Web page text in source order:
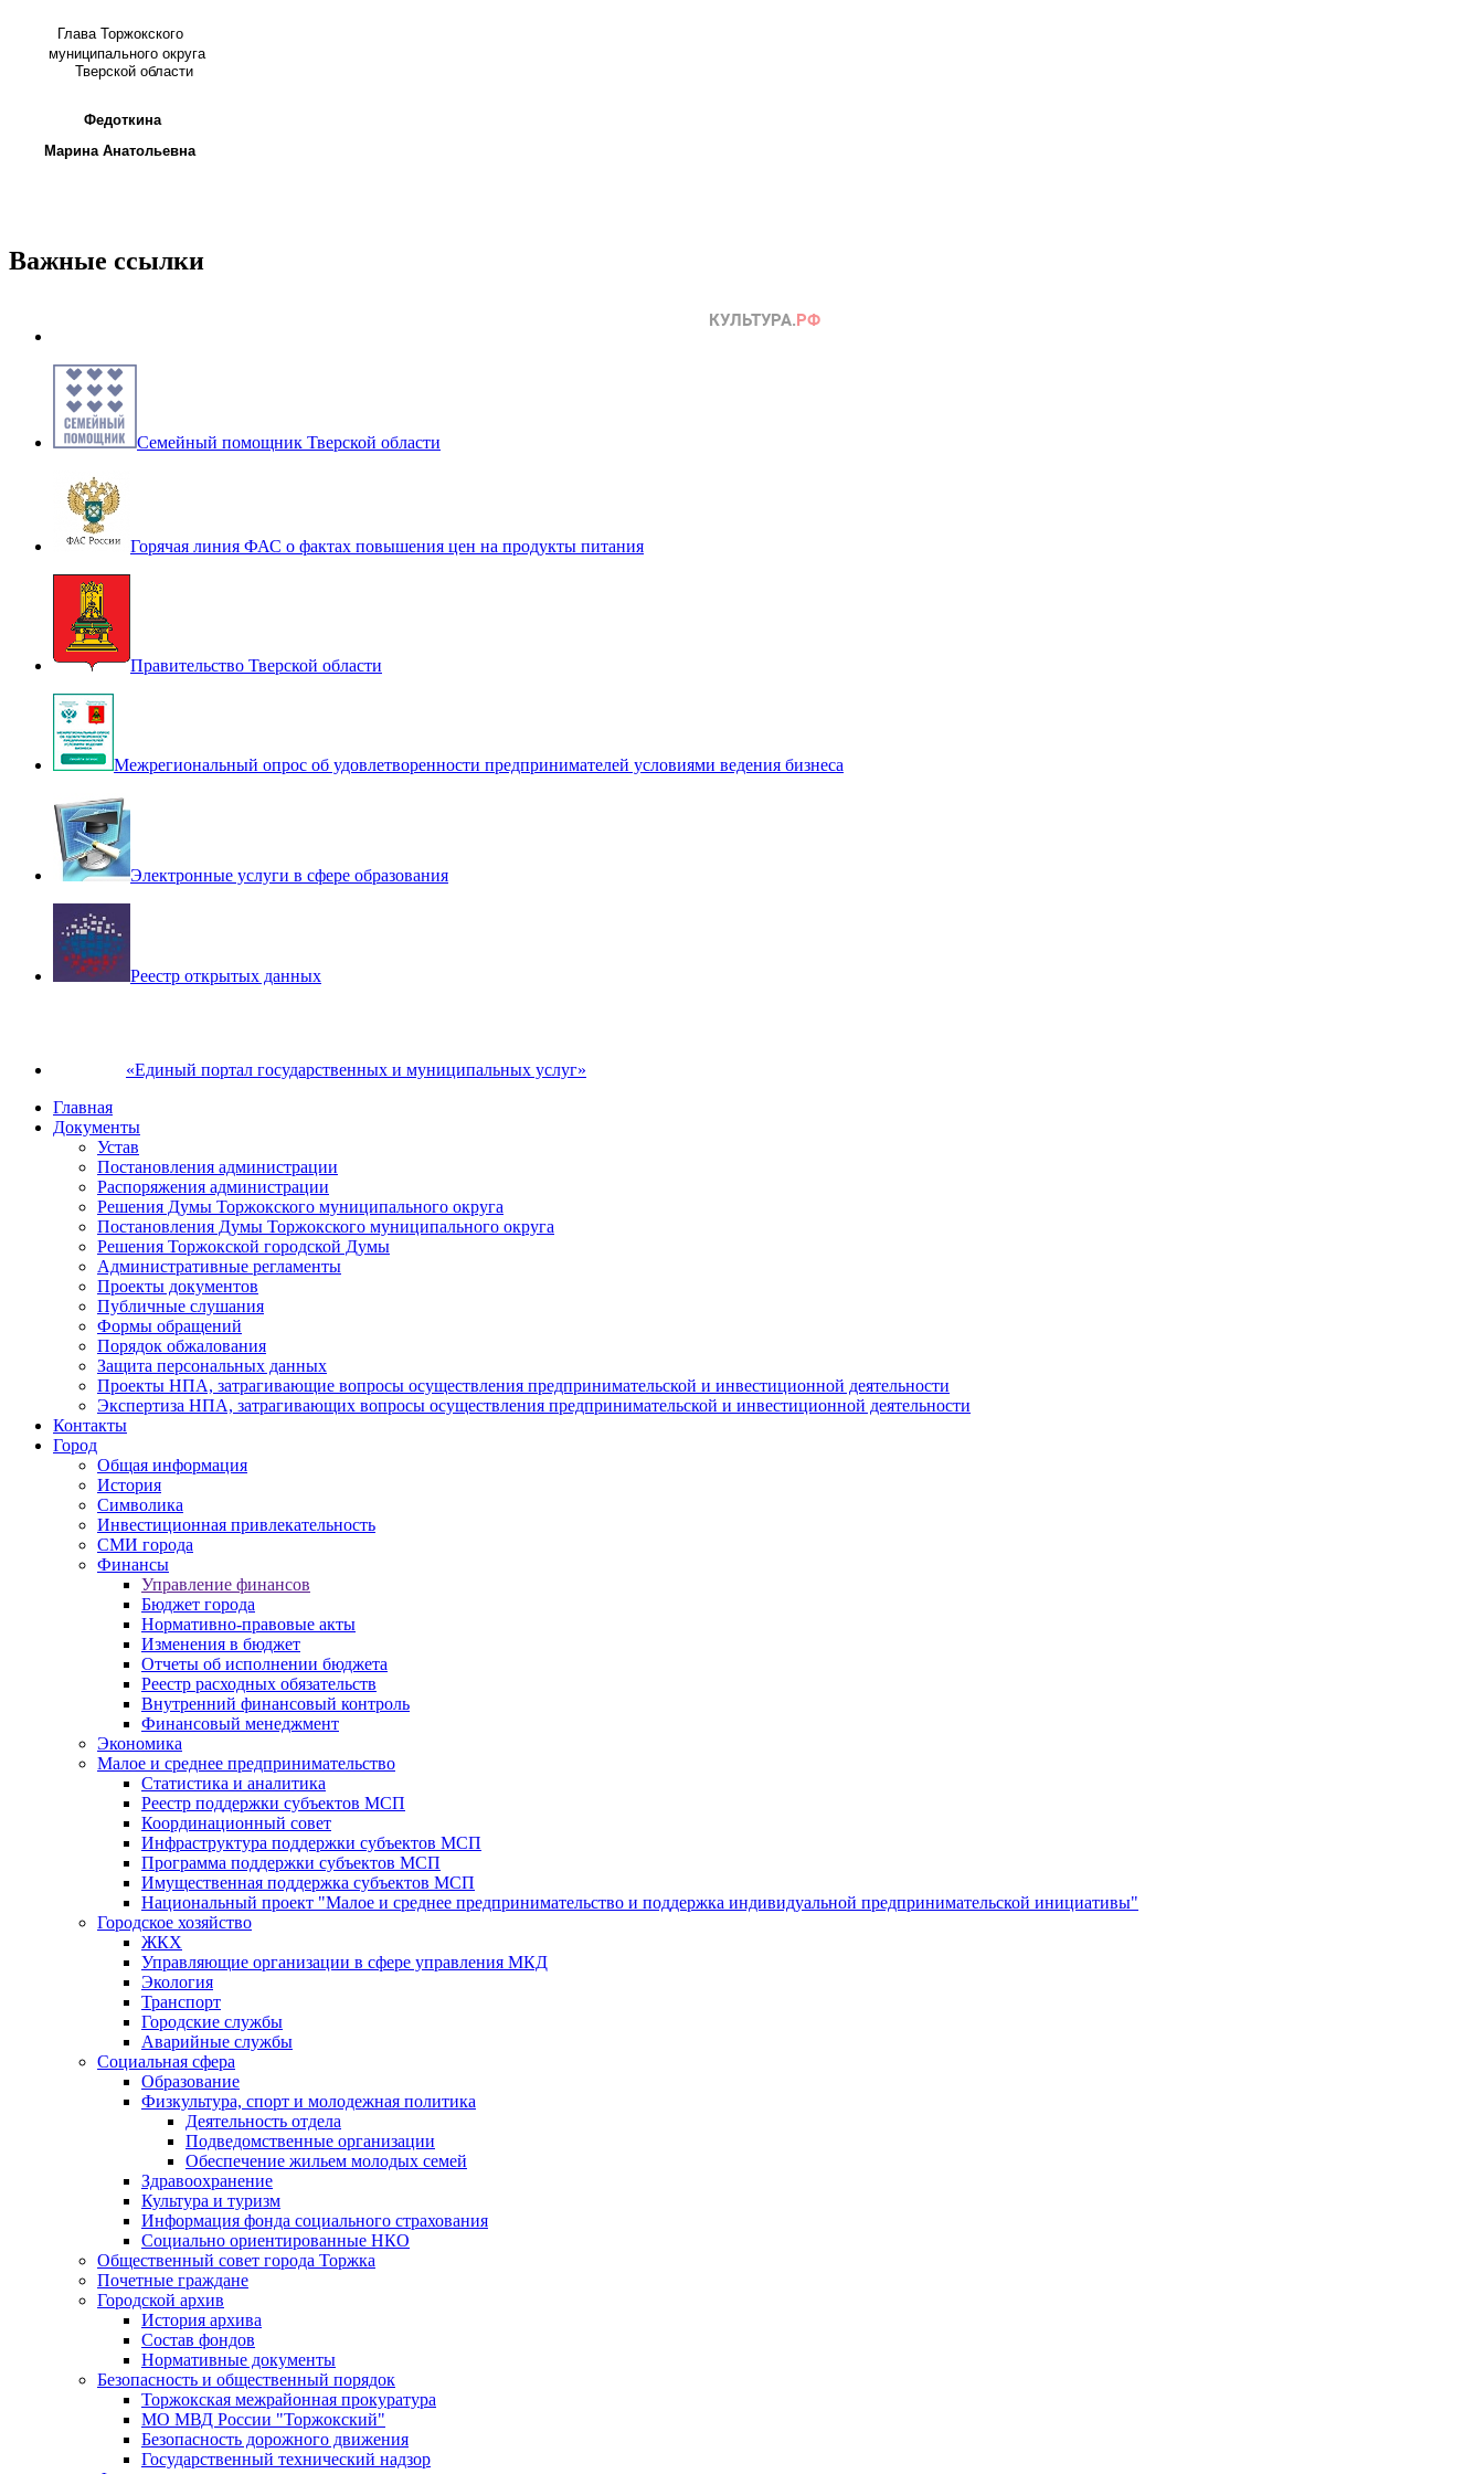
Глава Торжокского
муниципального округа
Тверской области
Федоткина
Марина Анатольевна
Важные ссылки
Семейный помощник Тверской области
Горячая линия ФАС о фактах повышения цен на продукты питания
Правительство Тверской области
Межрегиональный опрос об удовлетворенности предпринимателей условиями ведения бизнеса
Электронные услуги в сфере образования
Реестр открытых данных
«Единый портал государственных и муниципальных услуг»
Главная
Документы
Устав
Постановления администрации
Распоряжения администрации
Решения Думы Торжокского муниципального округа
Постановления Думы Торжокского муниципального округа
Решения Торжокской городской Думы
Административные регламенты
Проекты документов
Публичные слушания
Формы обращений
Порядок обжалования
Защита персональных данных
Проекты НПА, затрагивающие вопросы осуществления предпринимательской и инвестиционной деятельности
Экспертиза НПА, затрагивающих вопросы осуществления предпринимательской и инвестиционной деятельности
Контакты
Город
Общая информация
История
Символика
Инвестиционная привлекательность
СМИ города
Финансы
Управление финансов
Бюджет города
Нормативно-правовые акты
Изменения в бюджет
Отчеты об исполнении бюджета
Реестр расходных обязательств
Внутренний финансовый контроль
Финансовый менеджмент
Экономика
Малое и среднее предпринимательство
Статистика и аналитика
Реестр поддержки субъектов МСП
Координационный совет
Инфраструктура поддержки субъектов МСП
Программа поддержки субъектов МСП
Имущественная поддержка субъектов МСП
Национальный проект "Малое и среднее предпринимательство и поддержка индивидуальной предпринимательской инициативы"
Городское хозяйство
ЖКХ
Управляющие организации в сфере управления МКД
Экология
Транспорт
Городские службы
Аварийные службы
Социальная сфера
Образование
Физкультура, спорт и молодежная политика
Деятельность отдела
Подведомственные организации
Обеспечение жильем молодых семей
Здравоохранение
Культура и туризм
Информация фонда социального страхования
Социально ориентированные НКО
Общественный совет города Торжка
Почетные граждане
Городской архив
История архива
Состав фондов
Нормативные документы
Безопасность и общественный порядок
Торжокская межрайонная прокуратура
МО МВД России "Торжокский"
Безопасность дорожного движения
Государственный технический надзор